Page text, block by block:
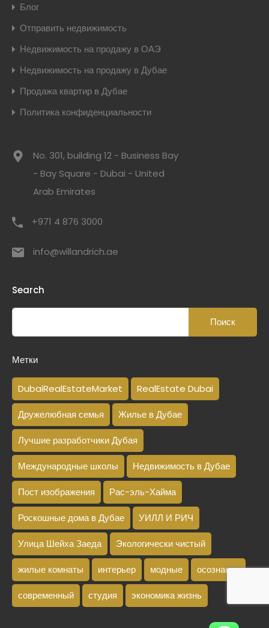
Блог
Отправить недвижимость
Недвижимость на продажу в ОАЭ
Недвижимость на продажу в Дубае
Продажа квартир в Дубае
Политика конфиденциальности
No. 301, building 12 - Business Bay
- Bay Square - Dubai - United
Arab Emirates
+971 4 876 3000
info@willandrich.ae
Search
Метки
DubaiRealEstateMarket RealEstate Dubai
Дружелюбная семья Жилье в Дубае
Лучшие разработчики Дубая
Международные школы Недвижимость в Дубае
Пост изображения Рас-эль-Хайма
Роскошные дома в Дубае УИЛЛ И РИЧ
Улица Шейха Заеда Экологически чистый
жилые комнаты интерьер модные осознание
современный студия экономика жизнь